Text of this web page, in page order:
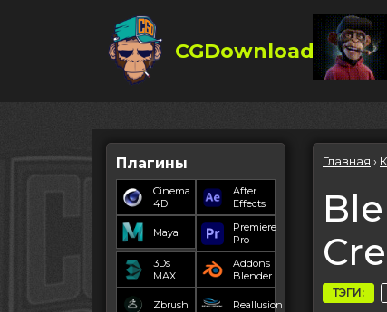
CGDownload
Плагины
Cinema
4D
After
Effects
Maya
Premiere
Pro
3Ds
MAX
Addons
Blender
Zbrush Reallusion
Главная ›
ТЭГИ: